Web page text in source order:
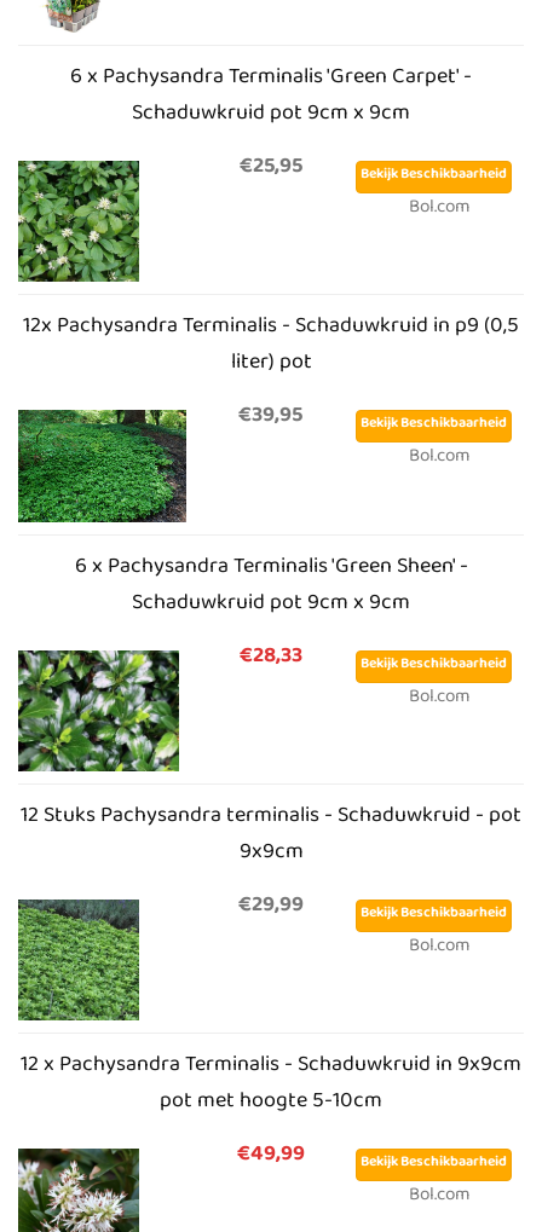
6 x Pachysandra Terminalis 'Green Carpet' -
Schaduwkruid pot 9cm x 9cm
€25,95
Bekijk Beschikbaarheid
Bol.com
12x Pachysandra Terminalis - Schaduwkruid in p9 (0,5
liter) pot
€39,95
Bekijk Beschikbaarheid
Bol.com
6 x Pachysandra Terminalis 'Green Sheen' -
Schaduwkruid pot 9cm x 9cm
€28,33
Bekijk Beschikbaarheid
Bol.com
12 Stuks Pachysandra terminalis - Schaduwkruid - pot
9x9cm
€29,99
Bekijk Beschikbaarheid
Bol.com
12 x Pachysandra Terminalis - Schaduwkruid in 9x9cm
pot met hoogte 5-10cm
€49,99
Bekijk Beschikbaarheid
Bol.com